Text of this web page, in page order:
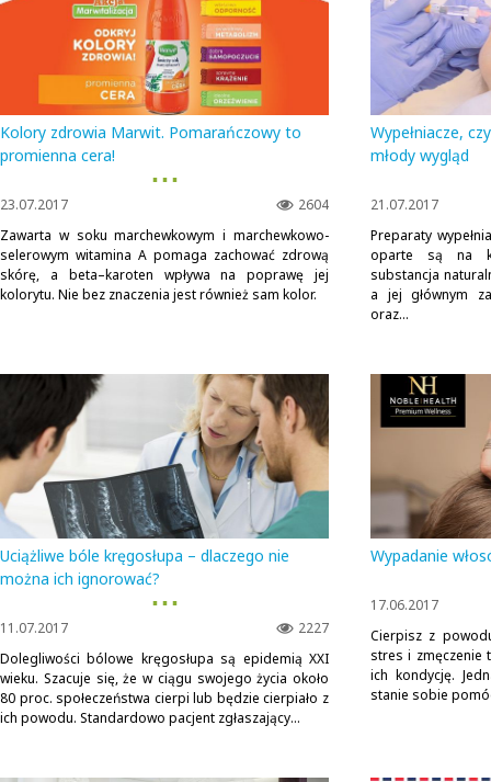
Kolory zdrowia Marwit. Pomarańczowy to
promienna cera!
▪ ▪ ▪
2604
23.07.2017
Zawarta w soku marchewkowym i marchewkowo-
selerowym witamina A pomaga zachować zdrową
skórę, a beta–karoten wpływa na poprawę jej
kolorytu. Nie bez znaczenia jest również sam kolor.
Wypełniacze,
młody wygląd
21.07.2017
Preparaty
oparte są na
substancja
a jej głównym
oraz...
Uciążliwe bóle kręgosłupa – dlaczego nie
można ich ignorować?
▪ ▪ ▪
2227
11.07.2017
Dolegliwości bólowe kręgosłupa są epidemią XXI
wieku. Szacuje się, że w ciągu swojego życia około
80 proc. społeczeństwa cierpi lub będzie cierpiało z
ich powodu. Standardowo pacjent zgłaszający...
Wypadanie
17.06.2017
Cierpisz z
stres i zmęczenie
ich kondycję.
stanie sobie